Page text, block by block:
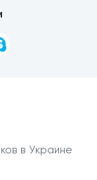
в Украине